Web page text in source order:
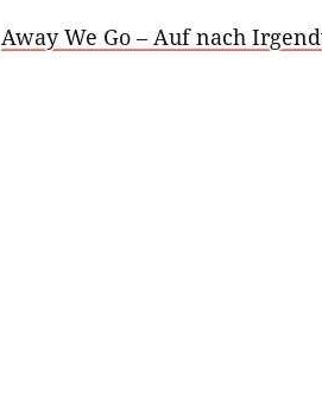
Away We Go – Auf nach